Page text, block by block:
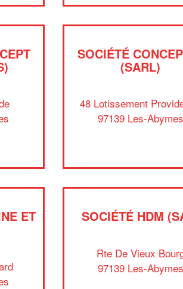
SOCIÉTÉ
(SARL)
48 Lotissement
97139 Les-Abymes
ET SOCIÉTÉ HDM
Rte De Vieux
97139 Les-Abymes